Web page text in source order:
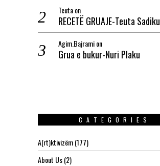
Teutaon
RECETË GRUAJE-Teuta Sadiku
Agim.Bajramion
Grua e bukur-Nuri Plaku
CATEGORIES
A(rt)ktivizëm(177)
About Us(2)